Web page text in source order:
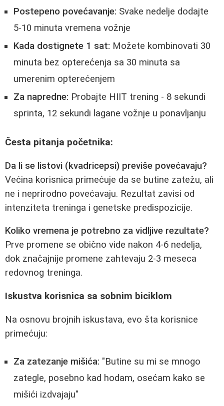
Postepeno povećavanje: Svake nedelje dodajte
5-10 minuta vremena vožnje
Kada dostignete 1 sat: Možete kombinovati 30
minuta bez opterećenja sa 30 minuta sa
umerenim opterećenjem
Za napredne: Probajte HIIT trening - 8 sekundi
sprinta, 12 sekundi lagane vožnje u ponavljanju
Česta pitanja početnika:
Da li se listovi (kvadricepsi) previše povećavaju?
Većina korisnica primećuje da se butine zatežu, ali
ne i neprirodno povećavaju. Rezultat zavisi od
intenziteta treninga i genetske predispozicije.
Koliko vremena je potrebno za vidljive rezultate?
Prve promene se obično vide nakon 4-6 nedelja,
dok značajnije promene zahtevaju 2-3 meseca
redovnog treninga.
Iskustva korisnica sa sobnim biciklom
Na osnovu brojnih iskustava, evo šta korisnice
primećuju:
Za zatezanje mišića: "Butine su mi se mnogo
zategle, posebno kad hodam, osećam kako se
mišići izdvajaju"